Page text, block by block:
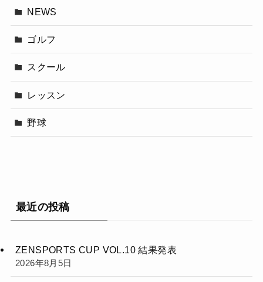
NEWS
ゴルフ
スクール
レッスン
野球
最近の投稿
ZENSPORTS CUP VOL.10 結果発表
2026年8月5日